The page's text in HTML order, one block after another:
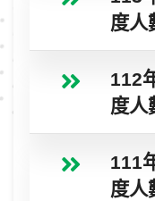
度人
112
度人
111
度人